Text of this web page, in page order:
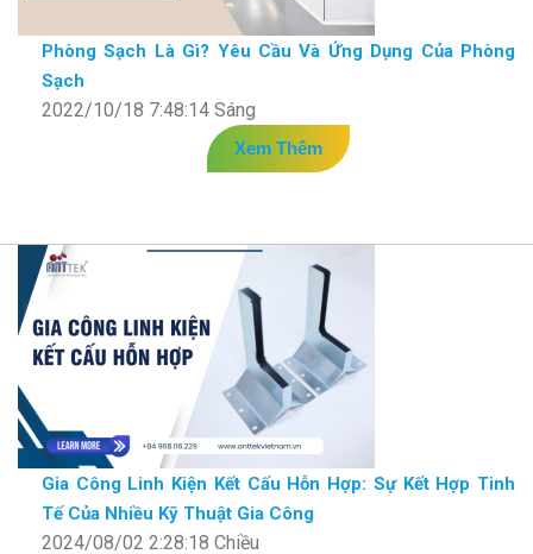
Phòng Sạch Là Gì? Yêu Cầu Và Ứng Dụng Của Phòng
Sạch
2022/10/18 7:48:14 Sáng
Xem Thêm
Gia Công Linh Kiện Kết Cấu Hỗn Hợp: Sự Kết Hợp Tinh
Tế Của Nhiều Kỹ Thuật Gia Công
2024/08/02 2:28:18 Chiều